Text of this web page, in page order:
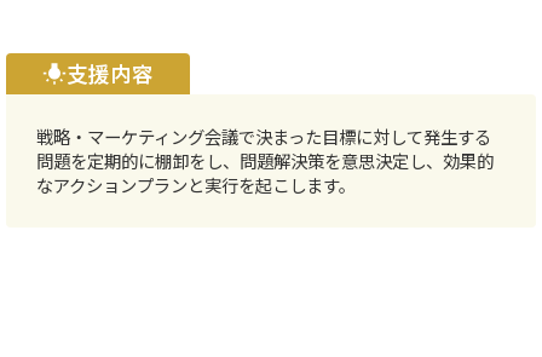
wb_incandescent支援内容
戦略・マーケティング会議で決まった目標に対して発生する
問題を定期的に棚卸をし、問題解決策を意思決定し、効果的
なアクションプランと実行を起こします。